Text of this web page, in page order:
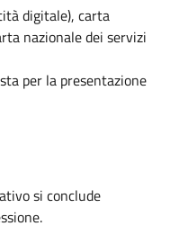
digitale), carta
nazionale dei servizi
per la presentazione
si conclude